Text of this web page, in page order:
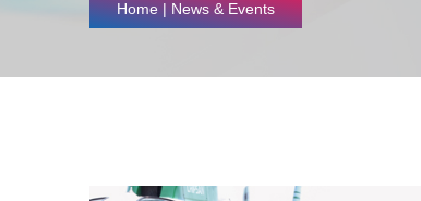
Home| News & Events